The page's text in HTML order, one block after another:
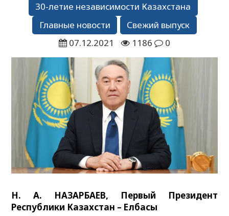
30-летие независимости Казахстана
Главные новости
Свежий выпуск
07.12.2021
1186 0
Н. А. НАЗАРБАЕВ, Первый Президент
Республики Казахстан – Елбасы